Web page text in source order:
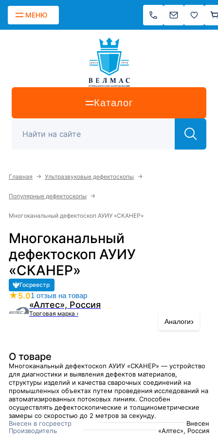
МЕНЮ
Каталог
Главная → Ультразвуковые дефектоскопы →
Популярные дефектоскопы →
Многоканальный дефектоскоп АУИУ «СКАНЕР»
Многоканальный
дефектоскоп АУИУ
«СКАНЕР»
Госреестр
★5.01 отзыв на товар
«Алтес», Россия
Торговая марка ›
Аналоги›
О товаре
Многоканальный дефектоскоп АУИУ «СКАНЕР» — устройство
для диагностики и выявления дефектов материалов,
структуры изделий и качества сварочных соединений на
промышленных объектах путем проведения исследований на
автоматизированных потоковых линиях. Способен
осуществлять дефектоскопические и толщинометрические
замеры со скоростью до 2 метров за секунду.
Внесен в госреестр
Внесен
Производитель
«Алтес», Россия